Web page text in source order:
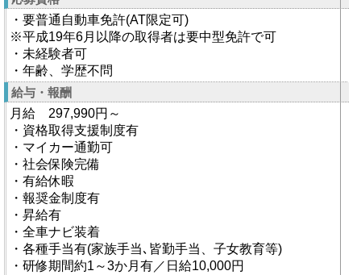
・要普通自動車免許(AT限定可)
※平成19年6月以降の取得者は要中型免許で可
・未経験者可
・年齢、学歴不問
給与・報酬
月給 297,990円～
・資格取得支援制度有
・マイカー通勤可
・社会保険完備
・有給休暇
・報奨金制度有
・昇給有
・全車ナビ装着
・各種手当有(家族手当､皆勤手当、子女教育等)
・研修期間約1～3か月有／日給10,000円